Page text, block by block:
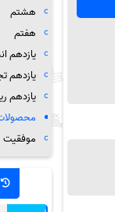
هشتم
هفتم
یازدهم
یازدهم
یازدهم
موفقیت